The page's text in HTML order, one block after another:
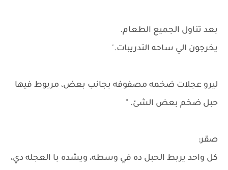
بعد تناول الجميع الطعام.
يخرجون الي ساحه التدريبات.'
ليرو عجلات ضخمه مصفوفه بجانب بعض، مربوط فيها
حبل ضخم بعض الشئ. "
صقر:
كل واحد يربط الحبل ده في وسطه، ويشده با العجله دي،